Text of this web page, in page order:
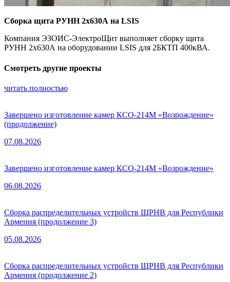
Сборка щита РУНН 2х630А на LSIS
Компания ЭЗОИС-ЭлектроЩит выполняет сборку щита
РУНН 2х630А на оборудовании LSIS для 2БКТП 400кВА.
Смотреть другие проекты
читать полностью
Завершено изготовление камер КСО-214М «Возрождение»
(продолжение)
07.08.2026
Завершено изготовление камер КСО-214М «Возрождение»
06.08.2026
Сборка распределительных устройств ЩРНВ для Республики
Армения (продолжение 3)
05.08.2026
Сборка распределительных устройств ЩРНВ для Республики
Армения (продолжение 2)